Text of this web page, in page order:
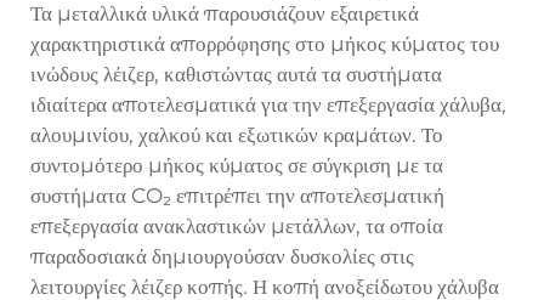
Τα μεταλλικά υλικά παρουσιάζουν εξαιρετικά
χαρακτηριστικά απορρόφησης στο μήκος κύματος του
ινώδους λέιζερ, καθιστώντας αυτά τα συστήματα
ιδιαίτερα αποτελεσματικά για την επεξεργασία χάλυβα,
αλουμινίου, χαλκού και εξωτικών κραμάτων. Το
συντομότερο μήκος κύματος σε σύγκριση με τα
συστήματα CO₂ επιτρέπει την αποτελεσματική
επεξεργασία ανακλαστικών μετάλλων, τα οποία
παραδοσιακά δημιουργούσαν δυσκολίες στις
λειτουργίες λέιζερ κοπής. Η κοπή ανοξείδωτου χάλυβα